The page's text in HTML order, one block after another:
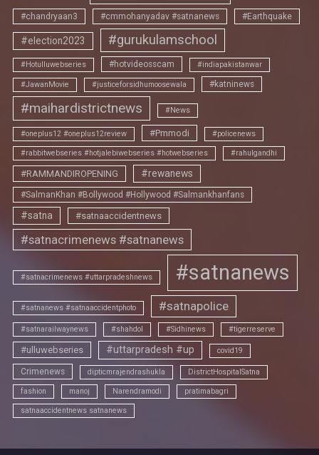
#chandryaan3 #cmmohanyadav #satnanews #Earthquake
#election2023 #gurukulamschool
#Hotulluwebseries #hotvideosscam #indiapakistanwar
#JawanMovie #justiceforsidhumoosewala #katninews
#maihardistrictnews #News
#oneplus12 #oneplus12review #Pmmodi #policenews
#rabbitwebseries #hotjalebiwebseries #hotwebseries #rahulgandhi
#RAMMANDIROPENING #rewanews
#SalmanKhan #Bollywood #Hollywood #Salmankhanfans
#satna #satnaaccidentnews
#satnacrimenews #satnanews
#satnacrimenews #uttarpradeshnews #satnanews
#satnanews #satnaaccidentphoto #satnapolice
#satnarailwaynews #shahdol #Sidhinews #tigerreserve
#ulluwebseries #uttarpradesh #up covid19
Crimenews dipticmrajendrashukla DistrictHospitalSatna
fashion manoj Narendramodi pratimabagri
satnaaccidentnews satnanews